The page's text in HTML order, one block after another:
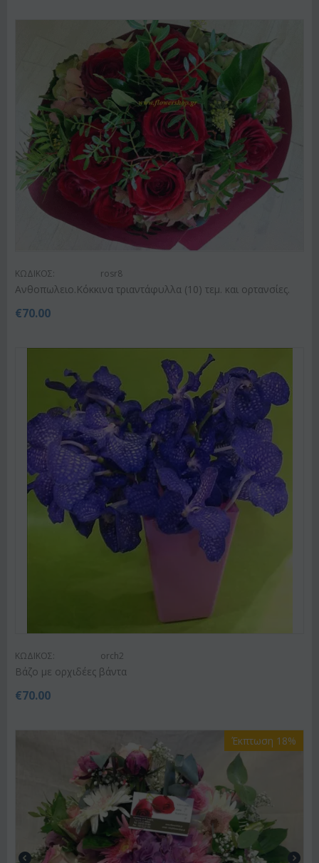
ΚΩΔΙΚΟΣ: rosr8
Ανθοπωλειο.Κόκκινα τριαντάφυλλα (10) τεμ. και ορτανσίες.
€70.00
ΚΩΔΙΚΟΣ: orch2
Βάζο με ορχιδέες βάντα
€70.00
Έκπτωση 18%